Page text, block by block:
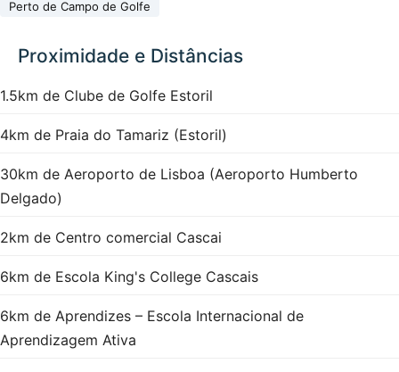
Perto de Campo de Golfe
Proximidade e Distâncias
1.5km de Clube de Golfe Estoril
4km de Praia do Tamariz (Estoril)
30km de Aeroporto de Lisboa (Aeroporto Humberto
Delgado)
2km de Centro comercial Cascai
6km de Escola King's College Cascais
6km de Aprendizes – Escola Internacional de
Aprendizagem Ativa